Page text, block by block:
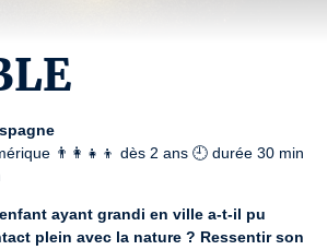
👨‍👩‍👧‍👦 dès 2 ans 🕘 durée 30 min
ayant grandi en ville a-t-il pu
plein avec la nature ? Ressentir son